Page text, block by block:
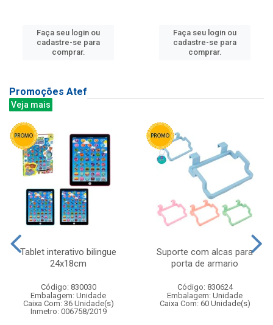
Faça seu login ou
cadastre-se para
comprar.
Faça seu login ou
cadastre-se para
comprar.
Promoções Atef
Veja mais
Tablet interativo bilingue
24x18cm
Código: 830030
Embalagem: Unidade
Caixa Com: 36 Unidade(s)
Inmetro: 006758/2019
Suporte com alcas para
porta de armario
Código: 830624
Embalagem: Unidade
Caixa Com: 60 Unidade(s)